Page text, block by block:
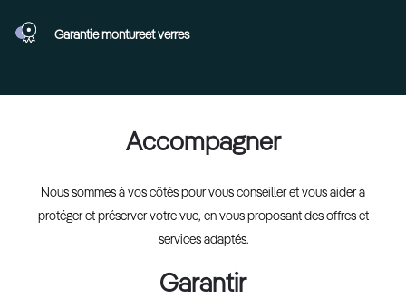
Garantie montureet verres
Accompagner
Nous sommes à vos côtés pour vous conseiller et vous aider à
protéger et préserver votre vue, en vous proposant des offres et
services adaptés.
Garantir